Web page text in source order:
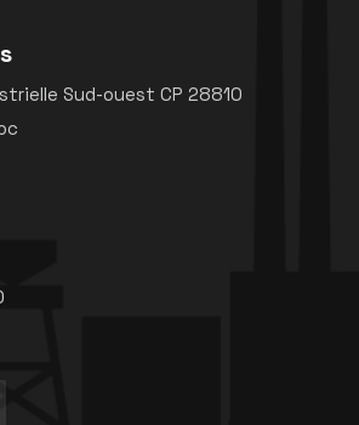
Sud-ouest CP 28810